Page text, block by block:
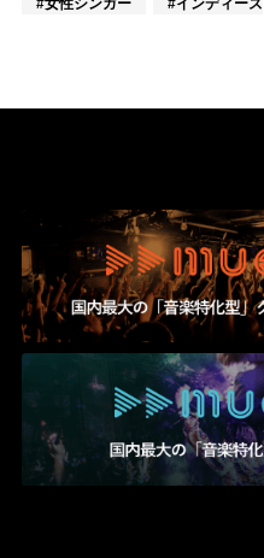
#女性シンガー
#インディーズ